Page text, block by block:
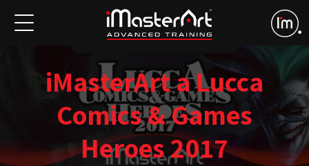
iMasterArt a Lucca
Comics & Games
Heroes 2017